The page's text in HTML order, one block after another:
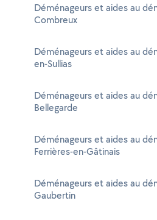
Déménageurs et aides au
Combreux
Déménageurs et aides au
en-Sullias
Déménageurs et aides au
Bellegarde
Déménageurs et aides au
Ferrières-en-Gâtinais
Déménageurs et aides au
Gaubertin